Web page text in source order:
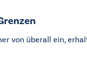
von überall ein,